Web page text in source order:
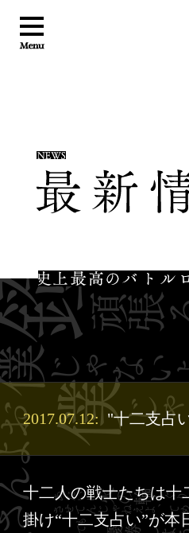
2017.07.12: "十二支占
十二人の戦士たちは十
掛け“十二支占い”が